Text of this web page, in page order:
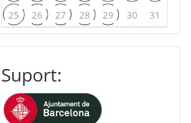
25
26 27 28 29 30 31
Suport: